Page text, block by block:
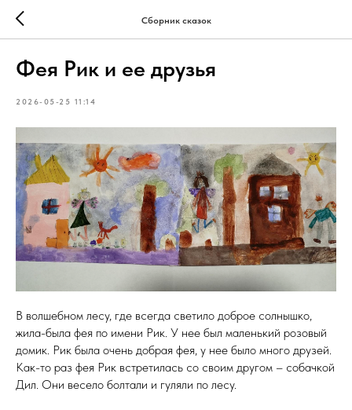
Сборник сказок
Фея Рик и ее друзья
2026-05-25 11:14
В волшебном лесу, где всегда светило доброе солнышко,
жила-была фея по имени Рик. У нее был маленький розовый
домик. Рик была очень добрая фея, у нее было много друзей.
Как-то раз фея Рик встретилась со своим другом – собачкой
Дил. Они весело болтали и гуляли по лесу.